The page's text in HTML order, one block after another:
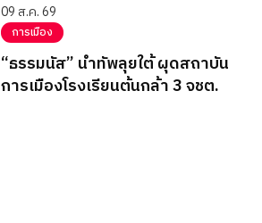
09 ส.ค. 69
การเมือง
“ธรรมนัส” นำทัพลุยใต้ ผุดสถาบัน
การเมืองโรงเรียนต้นกล้า 3 จชต.